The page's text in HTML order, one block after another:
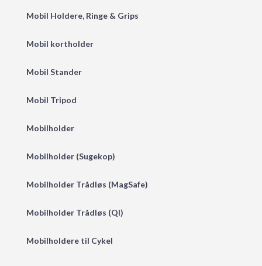
Mobil Holdere, Ringe & Grips
Mobil kortholder
Mobil Stander
Mobil Tripod
Mobilholder
Mobilholder (Sugekop)
Mobilholder Trådløs (MagSafe)
Mobilholder Trådløs (QI)
Mobilholdere til Cykel